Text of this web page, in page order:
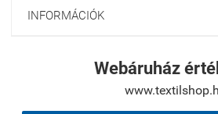
INFORMÁCIÓK
Webáruház